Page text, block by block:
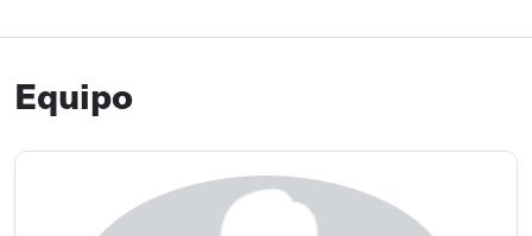
Equipo